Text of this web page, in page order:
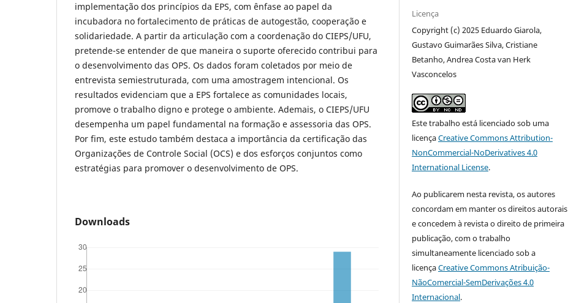
implementação dos princípios da EPS, com ênfase ao papel da
incubadora no fortalecimento de práticas de autogestão, cooperação e
solidariedade. A partir da articulação com a coordenação do CIEPS/UFU,
pretende-se entender de que maneira o suporte oferecido contribui para
o desenvolvimento das OPS. Os dados foram coletados por meio de
entrevista semiestruturada, com uma amostragem intencional. Os
resultados evidenciam que a EPS fortalece as comunidades locais,
promove o trabalho digno e protege o ambiente. Ademais, o CIEPS/UFU
desempenha um papel fundamental na formação e assessoria das OPS.
Por fim, este estudo também destaca a importância da certificação das
Organizações de Controle Social (OCS) e dos esforços conjuntos como
estratégias para promover o desenvolvimento de OPS.
Downloads
Licença
Copyright (c) 2025 Eduardo Giarola,
Gustavo Guimarães Silva, Cristiane
Betanho, Andrea Costa van Herk
Vasconcelos
Este trabalho está licenciado sob uma
licençaCreative Commons Attribution-
NonCommercial-NoDerivatives 4.0
International License.
Ao publicarem nesta revista, os autores
concordam em manter os direitos autorais
e concedem à revista o direito de primeira
publicação, com o trabalho
simultaneamente licenciado sob a
licençaCreative Commons Atribuição-
NãoComercial-SemDerivações 4.0
Internacional.